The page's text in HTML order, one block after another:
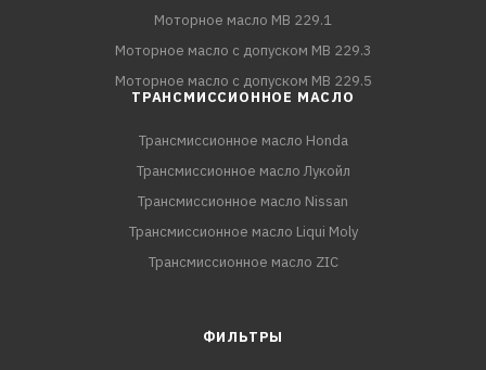
Моторное масло MB 229.1
Моторное масло с допуском MB 229.3
Моторное масло с допуском MB 229.5
ТРАНСМИССИОННОЕ МАСЛО
Трансмиссионное масло Honda
Трансмиссионное масло Лукойл
Трансмиссионное масло Nissan
Трансмиссионное масло Liqui Moly
Трансмиссионное масло ZIC
ФИЛЬТРЫ